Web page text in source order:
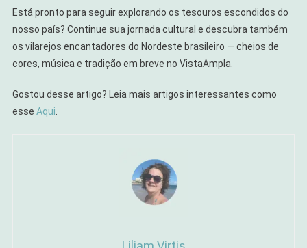
Está pronto para seguir explorando os tesouros escondidos do
nosso país? Continue sua jornada cultural e descubra também
os vilarejos encantadores do Nordeste brasileiro — cheios de
cores, música e tradição em breve no VistaAmpla.
Gostou desse artigo? Leia mais artigos interessantes como
esse Aqui.